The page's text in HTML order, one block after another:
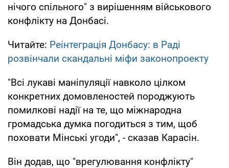
нічого спільного" з вирішенням військового
конфлікту на Донбасі.
Читайте: Реінтеграція Донбасу: в Раді
розвінчали скандальні міфи законопроекту
"Всі лукаві маніпуляції навколо цілком
конкретних домовленостей породжують
помилкові надії на те, що міжнародна
громадська думка погодиться з тим, щоб
поховати Мінські угоди", - сказав Карасін.
Він додав, що "врегулювання конфлікту"